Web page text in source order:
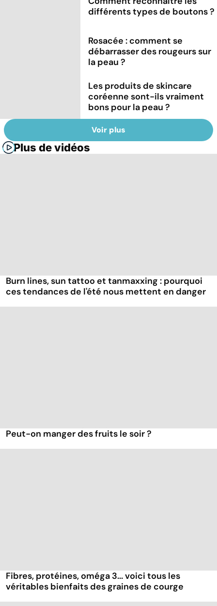
différents types de boutons ?
Rosacée : comment se
débarrasser des rougeurs sur
la peau ?
Les produits de skincare
coréenne sont-ils vraiment
bons pour la peau ?
Voir plus
Plus de vidéos
Burn lines, sun tattoo et tanmaxxing : pourquoi
ces tendances de l'été nous mettent en danger
Peut-on manger des fruits le soir ?
Fibres, protéines, oméga 3... voici tous les
véritables bienfaits des graines de courge